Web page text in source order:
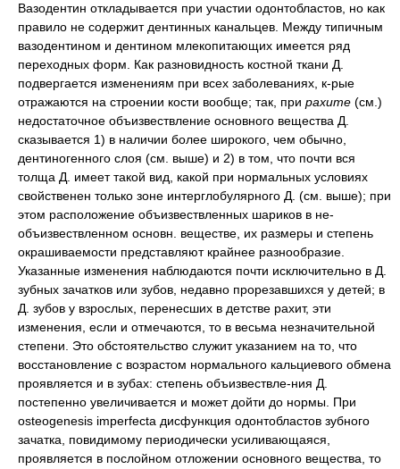
Вазодентин откладывается при участии одонтобластов, но как
правило не содержит дентинных канальцев. Между типичным
вазодентином и дентином млекопитающих имеется ряд
переходных форм. Как разновидность костной ткани Д.
подвергается изменениям при всех заболеваниях, к-рые
отражаются на строении кости вообще; так, при рахите (см.)
недостаточное объизвествление основного вещества Д.
сказывается 1) в наличии более широкого, чем обычно,
дентиногенного слоя (см. выше) и 2) в том, что почти вся
толща Д. имеет такой вид, какой при нормальных условиях
свойственен только зоне интерглобулярного Д. (см. выше); при
этом расположение объизвествленных шариков в не-
объизвествленном основн. веществе, их размеры и степень
окрашиваемости представляют крайнее разнообразие.
Указанные изменения наблюдаются почти исключительно в Д.
зубных зачатков или зубов, недавно прорезавшихся у детей; в
Д. зубов у взрослых, перенесших в детстве рахит, эти
изменения, если и отмечаются, то в весьма незначительной
степени. Это обстоятельство служит указанием на то, что
восстановление с возрастом нормального кальциевого обмена
проявляется и в зубах: степень объизвествле-ния Д.
постепенно увеличивается и может дойти до нормы. При
osteogenesis imperfecta дисфункция одонтобластов зубного
зачатка, повидимому периодически усиливающаяся,
проявляется в послойном отложении основного вещества, то